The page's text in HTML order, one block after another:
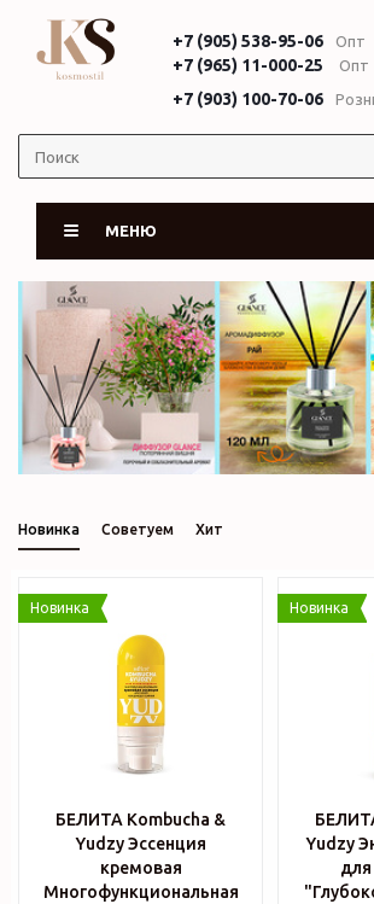
+7 (905) 538-95-06 Опт
+7 (965) 11-000-25 Опт
+7 (903) 100-70-06
МЕНЮ
Новинка Советуем Хит
Новинка
БЕЛИТА Kombucha &
Yudzy Эссенция
кремовая
Многофункциональная
Новинка
Yudzy